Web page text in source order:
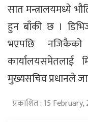
सात मन्त्रालयमध्ये
हुन बाँकी छ ।
भएपछि नजिकैको
कार्यालयसमेतलाई
मुख्यसचिव प्रधानले
प्रकाशित : 15